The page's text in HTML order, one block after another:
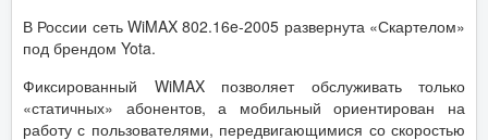
В России сеть WiMAX 802.16e-2005 развернута «Скартелом»
под брендом Yota.
Фиксированный WiMAX позволяет обслуживать только
«статичных» абонентов, а мобильный ориентирован на
работу с пользователями, передвигающимися со скоростью